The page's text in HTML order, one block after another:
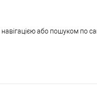
або пошуком по